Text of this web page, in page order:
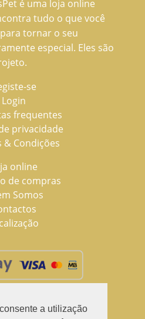
a utilização
é uma loja online
tudo o que você
tornar o seu
especial. Eles são
se
Login
frequentes
privacidade
& Condições
online
de compras
Somos